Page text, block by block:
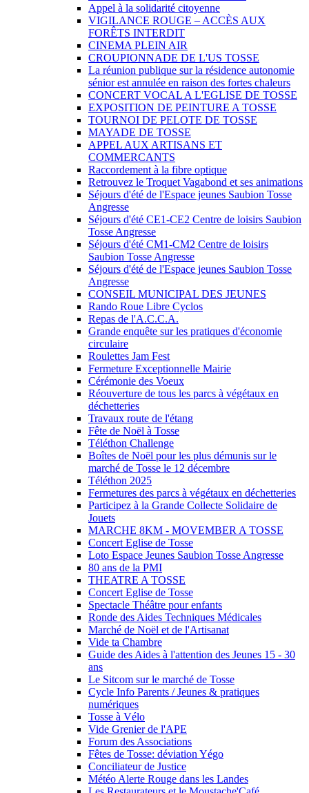
Appel à la solidarité citoyenne
VIGILANCE ROUGE – ACCÈS AUX
FORÊTS INTERDIT
CINEMA PLEIN AIR
CROUPIONNADE DE L'US TOSSE
La réunion publique sur la résidence autonomie
sénior est annulée en raison des fortes chaleurs
CONCERT VOCAL A L'EGLISE DE TOSSE
EXPOSITION DE PEINTURE A TOSSE
TOURNOI DE PELOTE DE TOSSE
MAYADE DE TOSSE
APPEL AUX ARTISANS ET
COMMERCANTS
Raccordement à la fibre optique
Retrouvez le Troquet Vagabond et ses animations
Séjours d'été de l'Espace jeunes Saubion Tosse
Angresse
Séjours d'été CE1-CE2 Centre de loisirs Saubion
Tosse Angresse
Séjours d'été CM1-CM2 Centre de loisirs
Saubion Tosse Angresse
Séjours d'été de l'Espace jeunes Saubion Tosse
Angresse
CONSEIL MUNICIPAL DES JEUNES
Rando Roue Libre Cyclos
Repas de l'A.C.C.A.
Grande enquête sur les pratiques d'économie
circulaire
Roulettes Jam Fest
Fermeture Exceptionnelle Mairie
Cérémonie des Voeux
Réouverture de tous les parcs à végétaux en
déchetteries
Travaux route de l'étang
Fête de Noël à Tosse
Téléthon Challenge
Boîtes de Noël pour les plus démunis sur le
marché de Tosse le 12 décembre
Téléthon 2025
Fermetures des parcs à végétaux en déchetteries
Participez à la Grande Collecte Solidaire de
Jouets
MARCHE 8KM - MOVEMBER A TOSSE
Concert Eglise de Tosse
Loto Espace Jeunes Saubion Tosse Angresse
80 ans de la PMI
THEATRE A TOSSE
Concert Eglise de Tosse
Spectacle Théâtre pour enfants
Ronde des Aides Techniques Médicales
Marché de Noël et de l'Artisanat
Vide ta Chambre
Guide des Aides à l'attention des Jeunes 15 - 30
ans
Le Sitcom sur le marché de Tosse
Cycle Info Parents / Jeunes & pratiques
numériques
Tosse à Vélo
Vide Grenier de l'APE
Forum des Associations
Fêtes de Tosse: déviation Yégo
Conciliateur de Justice
Météo Alerte Rouge dans les Landes